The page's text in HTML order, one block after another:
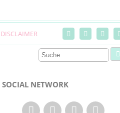
DISCLAIMER
SOCIAL NETWORK